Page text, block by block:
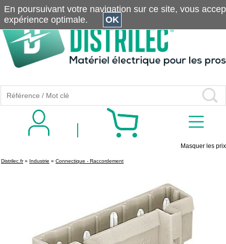
Masquer les prix
Distrilec.fr» Industrie » Connectique - Raccordement
En poursuivant votre navigation sur ce site, vous
expérience optimale.
OK